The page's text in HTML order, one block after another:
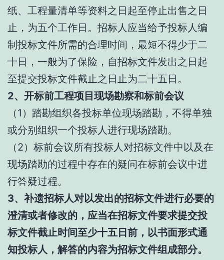
纸、工程量清单等资料之日起至停止出售之日
止，为五个工作日。招标人应当给予投标人编
制投标文件所需的合理时间，最短不得少于二
十日，一般为了保险，自招标文件发出之日起
至提交投标文件截止之日止为二十五日。
2、开标前工程项目现场勘察和标前会议
（1）踏勘组织各投标单位现场踏勘，不得单独
或分别组织一个投标人进行现场踏勘。
（2）标前会议所有投标人对招标文件中以及在
现场踏勘的过程中存在的疑问在标前会议中进
行答疑过程。
3、补遗招标人对以发出的招标文件进行必要的
澄清或者修改的，应当在招标文件要求提交投
标文件截止时间至少十五日前，以书面形式通
知投标人，解答的内容为招标文件组成部分。